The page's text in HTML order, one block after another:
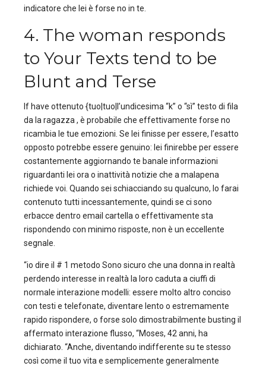
indicatore che lei è forse no in te.
4. The woman responds
to Your Texts tend to be
Blunt and Terse
If have ottenuto {tuo|tuo|l’undicesima “k” o “sì” testo di fila
da la ragazza , è probabile che effettivamente forse no
ricambia le tue emozioni. Se lei finisse per essere, l’esatto
opposto potrebbe essere genuino: lei finirebbe per essere
costantemente aggiornando te banale informazioni
riguardanti lei ora o inattività notizie che a malapena
richiede voi. Quando sei schiacciando su qualcuno, lo farai
contenuto tutti incessantemente, quindi se ci sono
erbacce dentro email cartella o effettivamente sta
rispondendo con minimo risposte, non è un eccellente
segnale.
“io dire il # 1 metodo Sono sicuro che una donna in realtà
perdendo interesse in realtà la loro caduta a ciuffi di
normale interazione modelli: essere molto altro conciso
con testi e telefonate, diventare lento o estremamente
rapido rispondere, o forse solo dimostrabilmente busting il
affermato interazione flusso, “Moses, 42 anni, ha
dichiarato. “Anche, diventando indifferente su te stesso
così come il tuo vita e semplicemente generalmente